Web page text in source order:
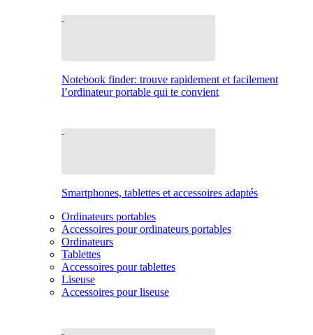
Notebook finder: trouve rapidement et facilement
l’ordinateur portable qui te convient
Smartphones, tablettes et accessoires adaptés
Ordinateurs portables
Accessoires pour ordinateurs portables
Ordinateurs
Tablettes
Accessoires pour tablettes
Liseuse
Accessoires pour liseuse